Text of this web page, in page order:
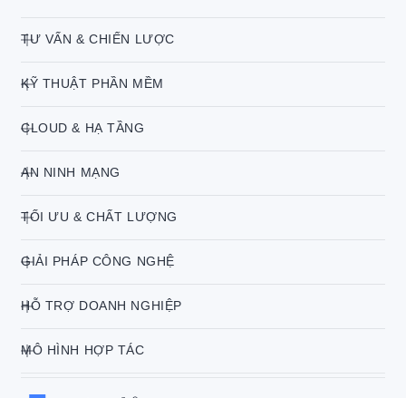
TƯ VẤN & CHIẾN LƯỢC
KỸ THUẬT PHẦN MỀM
CLOUD & HẠ TẦNG
AN NINH MẠNG
TỐI ƯU & CHẤT LƯỢNG
GIẢI PHÁP CÔNG NGHỆ
HỖ TRỢ DOANH NGHIỆP
MÔ HÌNH HỢP TÁC